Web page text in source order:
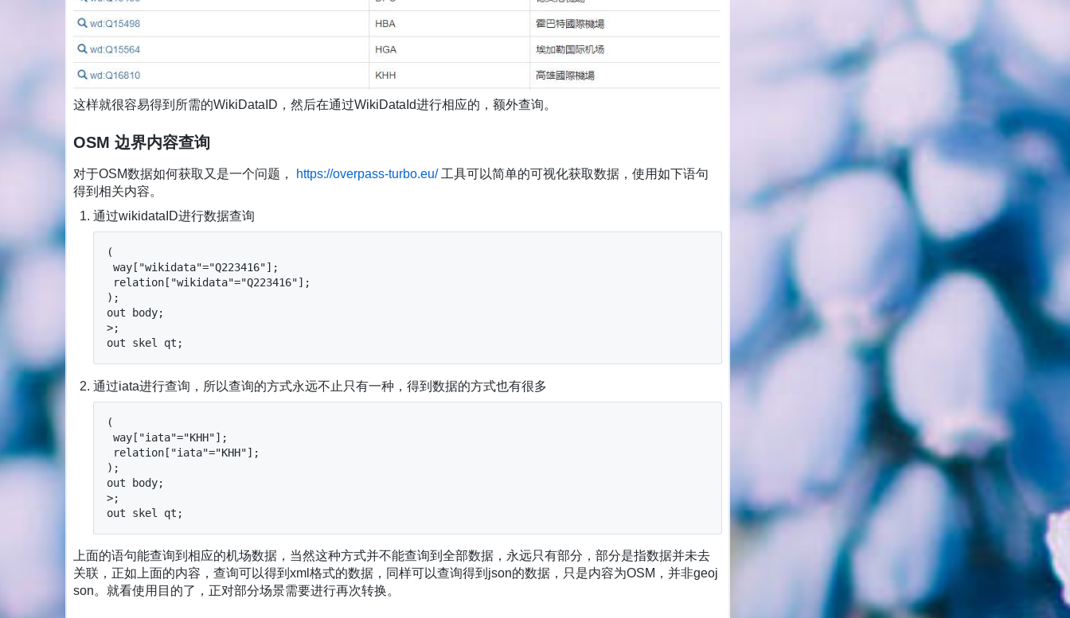
这样就很容易得到所需的WikiDataID，然后在通过WikiDataId进行相应的，额外查询。
OSM 边界内容查询
对于OSM数据如何获取又是一个问题， https://overpass-turbo.eu/工具可以简单的可视化获取数据，使用如下语句
得到相关内容。
通过wikidataID进行数据查询
(
);
out body;
>;
out skel qt;
通过iata进行查询，所以查询的方式永远不止只有一种，得到数据的方式也有很多
(
);
out body;
>;
out skel qt;
上面的语句能查询到相应的机场数据，当然这种方式并不能查询到全部数据，永远只有部分，部分是指数据并未去
关联，正如上面的内容，查询可以得到xml格式的数据，同样可以查询得到json的数据，只是内容为OSM，并非geoj
son。就看使用目的了，正对部分场景需要进行再次转换。